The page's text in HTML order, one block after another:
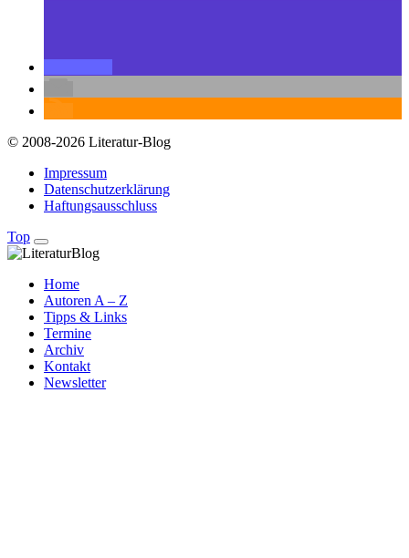
© 2008-2026 Literatur-Blog
Impressum
Datenschutzerklärung
Haftungsausschluss
Top
Home
Autoren A – Z
Tipps & Links
Termine
Archiv
Kontakt
Newsletter